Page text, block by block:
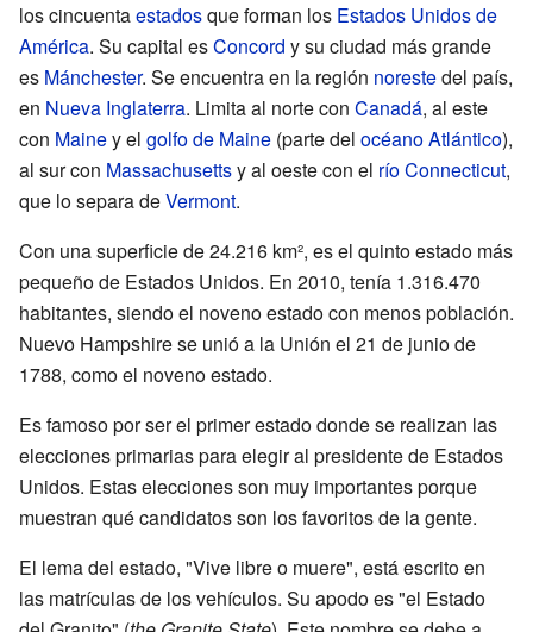
los cincuentaestadosque forman los Estados Unidos de
América. Su capital esConcord y su ciudad más grande
es Mánchester. Se encuentra en la región norestedel país,
en Nueva Inglaterra. Limita al norte con Canadá, al este
con Mainey el golfo de Maine (parte del océano Atlántico),
al sur con Massachusettsy al oeste con el río Connecticut,
que lo separa deVermont.
Con una superficie de 24.216 km², es el quinto estado más
pequeño de Estados Unidos. En 2010, tenía 1.316.470
habitantes, siendo el noveno estado con menos población.
Nuevo Hampshire se unió a la Unión el 21 de junio de
1788, como el noveno estado.
Es famoso por ser el primer estado donde se realizan las
elecciones primarias para elegir al presidente de Estados
Unidos. Estas elecciones son muy importantes porque
muestran qué candidatos son los favoritos de la gente.
El lema del estado, "Vive libre o muere", está escrito en
las matrículas de los vehículos. Su apodo es "el Estado